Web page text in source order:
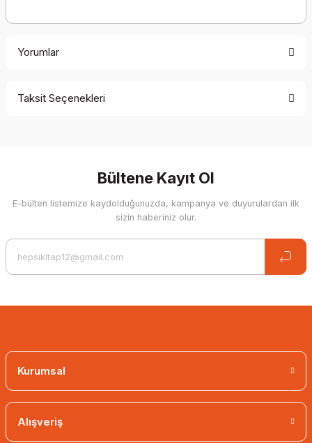
Yorumlar
Taksit Seçenekleri
Bültene Kayıt Ol
E-bülten listemize kaydolduğunuzda, kampanya ve duyurulardan ilk
sizin haberiniz olur.
Kurumsal
Alışveriş